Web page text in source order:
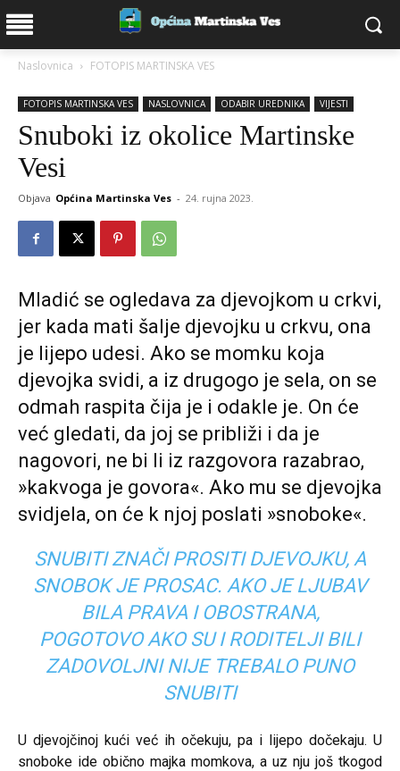
Naslovnica FOTOPIS MARTINSKA VES
FOTOPIS MARTINSKA VES NASLOVNICA ODABIR UREDNIKA VIJESTI
Snuboki iz okolice Martinske
Vesi
Objava Općina Martinska Ves - 24. rujna 2023.
Mladić se ogledava za djevojkom u crkvi,
jer kada mati šalje djevojku u crkvu, ona
je lijepo udesi. Ako se momku koja
djevojka svidi, a iz drugogo je sela, on se
odmah raspita čija je i odakle je. On će
već gledati, da joj se približi i da je
nagovori, ne bi li iz razgovora razabrao,
»kakvoga je govora«. Ako mu se djevojka
svidjela, on će k njoj poslati »snoboke«.
SNUBITI ZNAČI PROSITI DJEVOJKU, A
SNOBOK JE PROSAC. AKO JE LJUBAV
BILA PRAVA I OBOSTRANA,
POGOTOVO AKO SU I RODITELJI BILI
ZADOVOLJNI NIJE TREBALO PUNO
SNUBITI
U djevojčinoj kući već ih očekuju, pa i lijepo dočekaju. U
snoboke ide obično majka momkova, a uz nju još tkogod